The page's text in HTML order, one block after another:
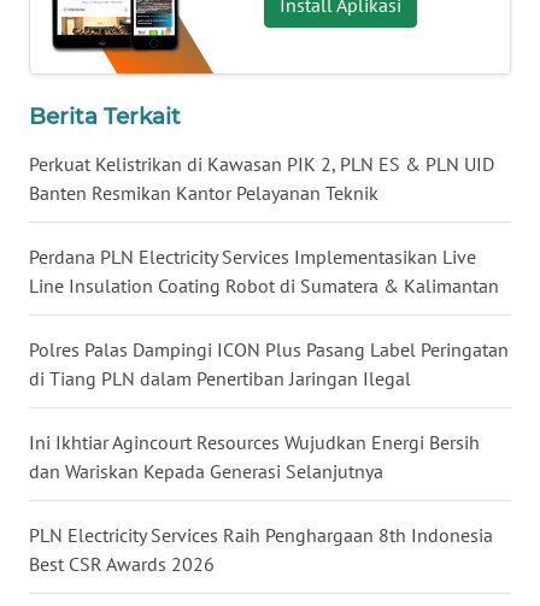
Install Aplikasi
Berita Terkait
Perkuat Kelistrikan di Kawasan PIK 2, PLN ES & PLN UID
Banten Resmikan Kantor Pelayanan Teknik
Perdana PLN Electricity Services Implementasikan Live
Line Insulation Coating Robot di Sumatera & Kalimantan
Polres Palas Dampingi ICON Plus Pasang Label Peringatan
di Tiang PLN dalam Penertiban Jaringan Ilegal
Ini Ikhtiar Agincourt Resources Wujudkan Energi Bersih
dan Wariskan Kepada Generasi Selanjutnya
PLN Electricity Services Raih Penghargaan 8th Indonesia
Best CSR Awards 2026
WN
JATENG
WN
WN
BALI
WN
KALBAR
WN
KALTENG